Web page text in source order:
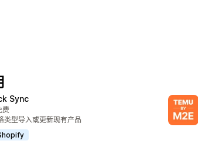
Sync
）
费
类型导入或更新现有产品